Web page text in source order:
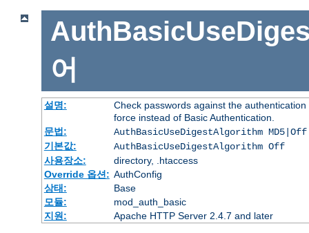
어
설명:
Check passwords against the
force instead of Basic Authentication.
문법:
AuthBasicUseDigestAlgorithm MD5|Off
기본값:
AuthBasicUseDigestAlgorithm Off
사용장소:
directory, .htaccess
Override 옵션: AuthConfig
상태:
Base
모듈:
mod_auth_basic
지원:
Apache HTTP Server 2.4.7 and later